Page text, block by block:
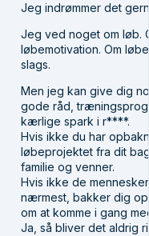
Jeg indrømmer det
Jeg ved noget om løb.
løbemotivation. Om
slags.
Men jeg kan give dig
gode råd,
kærlige spark i r****.
Hvis ikke du har
løbeprojektet fra dit
familie og venner.
Hvis ikke de
nærmest, bakker dig
om at komme i gang
Ja, så bliver det aldrig